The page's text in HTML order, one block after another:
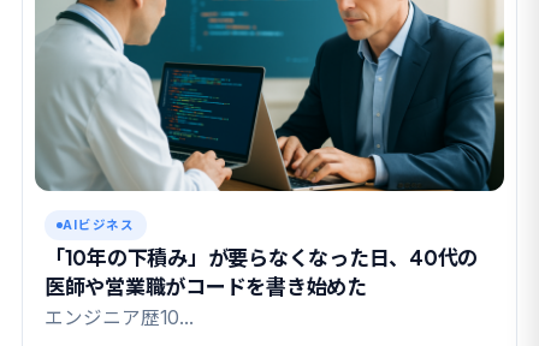
AIビジネス
「10年の下積み」が要らなくなった日、40代の
医師や営業職がコードを書き始めた
エンジニア歴10…